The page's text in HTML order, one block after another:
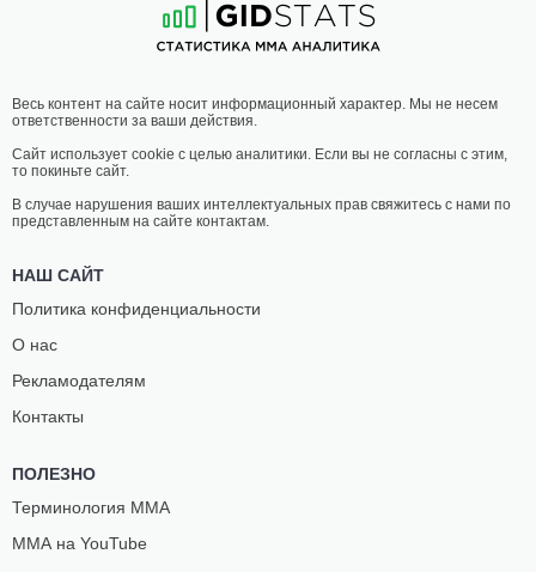
Весь контент на сайте носит информационный характер. Мы не несем
ответственности за ваши действия.
Сайт использует cookie с целью аналитики. Если вы не согласны с этим,
то покиньте сайт.
В случае нарушения ваших интеллектуальных прав свяжитесь с нами по
представленным на сайте контактам.
НАШ САЙТ
Политика конфиденциальности
О нас
Рекламодателям
Контакты
ПОЛЕЗНО
Терминология ММА
ММА на YouTube